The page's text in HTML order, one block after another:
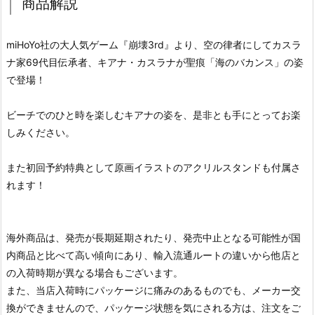
商品解説
miHoYo社の大人気ゲーム『崩壊3rd』より、空の律者にしてカスラ
ナ家69代目伝承者、キアナ・カスラナが聖痕「海のバカンス」の姿
で登場！
ビーチでのひと時を楽しむキアナの姿を、是非とも手にとってお楽
しみください。
また初回予約特典として原画イラストのアクリルスタンドも付属さ
れます！
海外商品は、発売が長期延期されたり、発売中止となる可能性が国
内商品と比べて高い傾向にあり、輸入流通ルートの違いから他店と
の入荷時期が異なる場合もございます。
また、当店入荷時にパッケージに痛みのあるものでも、メーカー交
換ができませんので、パッケージ状態を気にされる方は、注文をご